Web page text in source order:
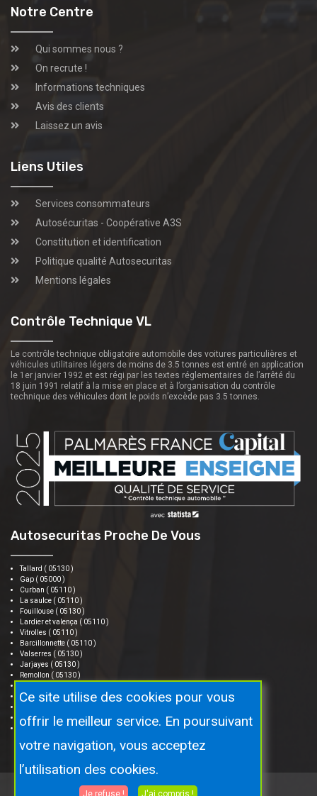
Notre Centre
Qui sommes nous ?
On recrute !
Informations techniques
Avis des clients
Laissez un avis
Liens Utiles
Services consommateurs
Autosécuritas - Coopérative A3S
Constitution et identification
Politique qualité Autosecuritas
Mentions légales
Contrôle Technique VL
Le contrôle technique obligatoire automobile des voitures particulières et
véhicules utilitaires légers de moins de 3.5 tonnes est entré en application
le 1er janvier 1992 et est régi par les textes réglementaires de l’arrêté du
18 juin 1991 relatif à la mise en place et à l’organisation du contrôle
technique des véhicules dont le poids n’excède pas 3.5 tonnes.
Autosecuritas Proche De Vous
Tallard ( 05130 )
Gap ( 05000 )
Curban ( 05110 )
La saulce ( 05110 )
Fouillouse ( 05130 )
Lardier et valença ( 05110 )
Vitrolles ( 05110 )
Barcillonnette ( 05110 )
Valserres ( 05130 )
Jarjayes ( 05130 )
Remollon ( 05130 )
Turriers ( 04250 )
Neffes ( 05000 )
Ce site utilise des cookies pour vous
offrir le meilleur service. En poursuivant
votre navigation, vous acceptez
l’utilisation des cookies.
Je refuse ! J'ai compris !